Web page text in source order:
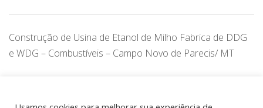
Construção de Usina de Etanol de Milho Fabrica de DDG
e WDG – Combustíveis – Campo Novo de Parecis/ MT
Industriais,Mato Grosso